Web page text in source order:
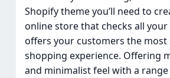
Shopify theme you’ll need to
online store that checks all your
offers your customers the most
shopping experience. Offering
and minimalist feel with a